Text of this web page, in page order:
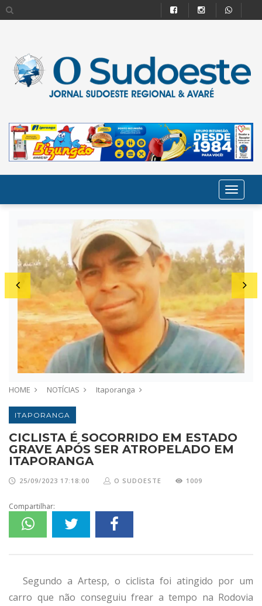
HOME NOTÍCIAS Itaporanga
ITAPORANGA
CICLISTA É SOCORRIDO EM ESTADO
GRAVE APÓS SER ATROPELADO EM
ITAPORANGA
25/09/2023 17:18:00 O SUDOESTE 1009
Compartilhar:
Segundo a Artesp, o ciclista foi atingido por um
carro que não conseguiu frear a tempo na Rodovia